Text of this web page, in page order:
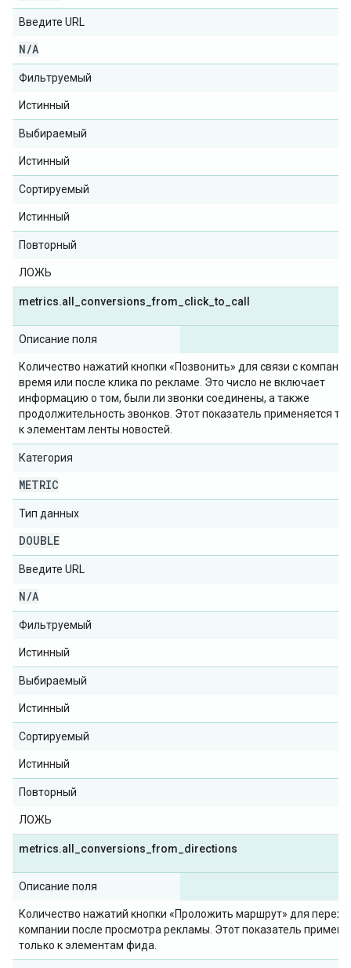
Введите URL
N/A
Фильтруемый
Истинный
Выбираемый
Истинный
Сортируемый
Истинный
Повторный
ЛОЖЬ
metrics.all conversions _from click _to call
Описание поля
Количество нажатий кнопки «Позвонить» для связи с
время или после клика по рекламе. Это число не включает
информацию о том, были ли звонки соединены, а также
продолжительность звонков. Этот показатель применяется
к элементам ленты новостей.
Категория
METRIC
Тип данных
DOUBLE
Введите URL
N/A
Фильтруемый
Истинный
Выбираемый
Истинный
Сортируемый
Истинный
Повторный
ЛОЖЬ
metrics.all conversions _from directions
Описание поля
Количество нажатий кнопки «Проложить маршрут» для
компании после просмотра рекламы. Этот показатель
только к элементам фида.